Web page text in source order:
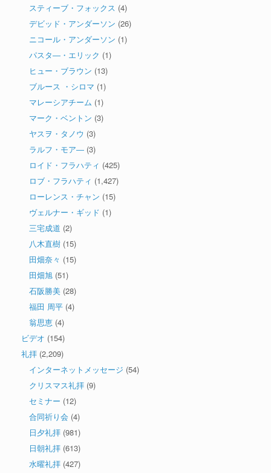
スティーブ・フォックス (4)
デビッド・アンダーソン (26)
ニコール・アンダーソン (1)
パスタ―・エリック (1)
ヒュー・ブラウン (13)
ブルース ・シロマ (1)
マレーシアチーム (1)
マーク・ベントン (3)
ヤスヲ・タノウ (3)
ラルフ・モア― (3)
ロイド・フラハティ (425)
ロブ・フラハティ (1,427)
ローレンス・チャン (15)
ヴェルナー・ギッド (1)
三宅成道 (2)
八木直樹 (15)
田畑奈々 (15)
田畑旭 (51)
石阪勝美 (28)
福田 周平 (4)
翁思恵 (4)
ビデオ (154)
礼拝 (2,209)
インターネットメッセージ (54)
クリスマス礼拝 (9)
セミナー (12)
合同祈り会 (4)
日夕礼拝 (981)
日朝礼拝 (613)
水曜礼拝 (427)